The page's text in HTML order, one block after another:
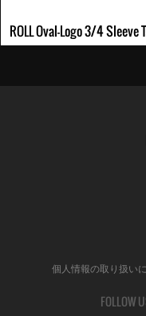
ROLL Oval-Logo 3/4 Sleeve
個人情報の取り扱い
FOLLOW